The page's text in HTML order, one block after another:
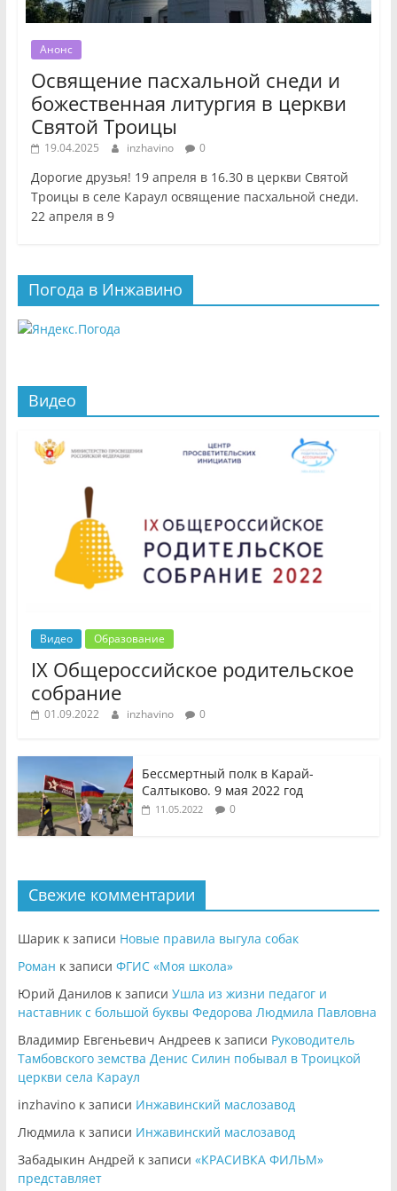
Анонс
Освящение пасхальной снеди и
божественная литургия в церкви
Святой Троицы
19.04.2025 inzhavino 0
Дорогие друзья! 19 апреля в 16.30 в церкви Святой
Троицы в селе Караул освящение пасхальной снеди.
22 апреля в 9
Погода в Инжавино
Видео
Видео Образование
IX Общероссийское родительское
собрание
01.09.2022 inzhavino 0
Бессмертный полк в Карай-
Салтыково. 9 мая 2022 год
11.05.2022 0
Свежие комментарии
Шарикк записи Новые правила выгула собак
Роман к записи ФГИС «Моя школа»
Юрий Даниловк записи Ушла из жизни педагог и
наставник с большой буквы Федорова Людмила Павловна
Владимир Евгеньевич Андреевк записи Руководитель
Тамбовского земства Денис Силин побывал в Троицкой
церкви села Караул
inzhavinoк записи Инжавинский маслозавод
Людмила к записи Инжавинский маслозавод
Забадыкин Андрей к записи «КРАСИВКА ФИЛЬМ»
представляет